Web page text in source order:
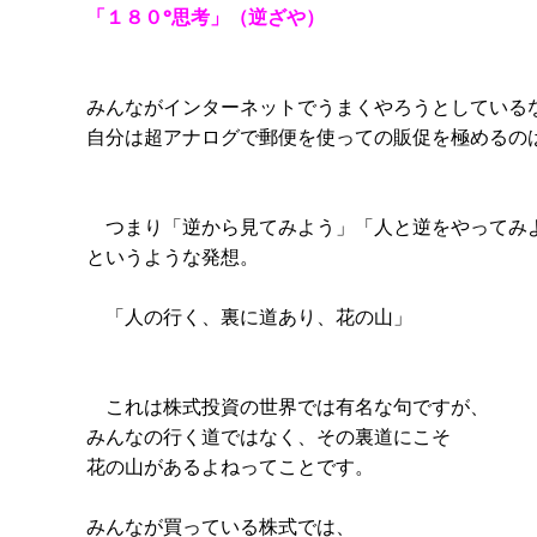
「１８０°思考」（逆ざや）
みんながインターネットでうまくやろうとしている
自分は超アナログで郵便を使っての販促を極めるの
つまり「逆から見てみよう」「人と逆をやってみ
というような発想。
「人の行く、裏に道あり、花の山」
これは株式投資の世界では有名な句ですが、
みんなの行く道ではなく、その裏道にこそ
花の山があるよねってことです。
みんなが買っている株式では、